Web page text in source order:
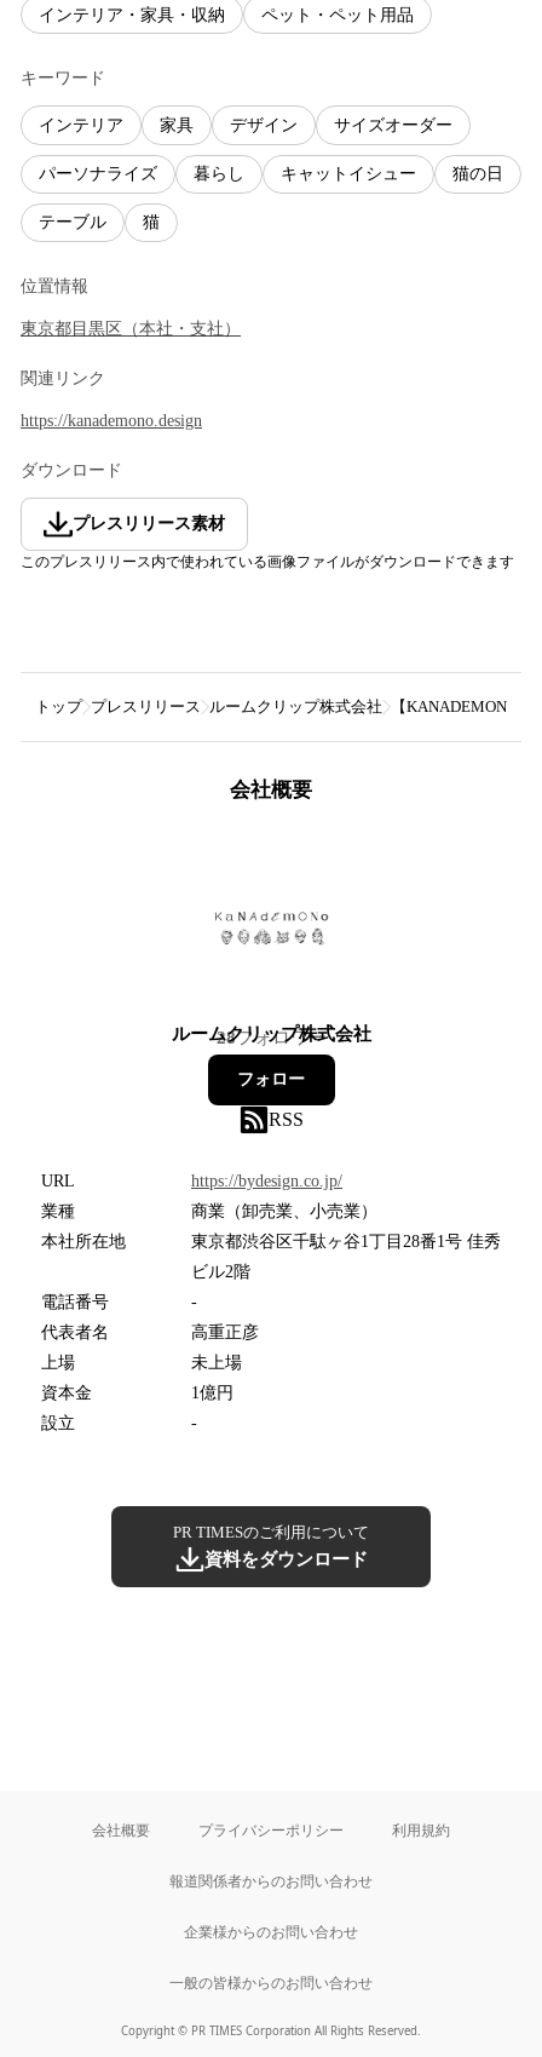
インテリア・家具・収納 ペット・ペット用品
キーワード
インテリア 家具 デザイン サイズオーダー
パーソナライズ 暮らし キャットイシュー 猫の日
テーブル 猫
位置情報
東京都 目黒区 （本社・支社 ）
関連リンク
https://kanademono.design
ダウンロード
プレスリリース素材
このプレスリリース内で使われている画像ファイルがダウンロードできます
トップ プレスリリース ルームクリップ株式会社 【KANADEMONO
会社概要
ルームクリップ株式会社
28フォロワー
フォロー
RSS
URL
https://bydesign.co.jp/
業種
商業（卸売業、小売業）
本社所在地
東京都渋谷区千駄ヶ谷1丁目28番1号 佳秀
ビル2階
電話番号
-
代表者名
高重正彦
上場
未上場
資本金
1億円
設立
-
PR TIMESのご利用について
資料をダウンロード
会社概要 プライバシーポリシー 利用規約
報道関係者からのお問い合わせ
企業様からのお問い合わせ
一般の皆様からのお問い合わせ
Copyright © PR TIMES Corporation All Rights Reserved.